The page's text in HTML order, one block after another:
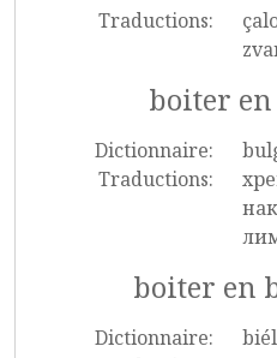
Traductions:
boiter
Dictionnaire:
Traductions:
boiter en
Dictionnaire: